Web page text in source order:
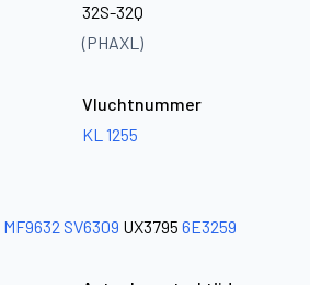
32S-32Q
(PHAXL)
Vluchtnummer
KL 1255
MF9632 SV6309 UX3795 6E3259